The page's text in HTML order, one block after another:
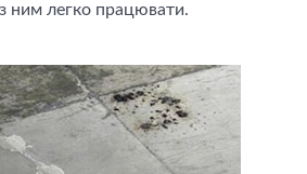
ним легко працювати.